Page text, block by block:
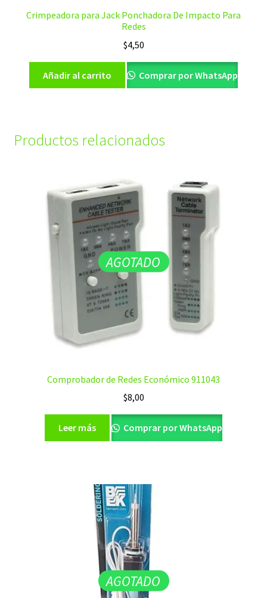
Crimpeadora para Jack Ponchadora De Impacto Para
Redes
$4,50
Añadir al carrito Comprar por WhatsApp
Productos relacionados
AGOTADO
Comprobador de Redes Económico 911043
$8,00
Leer más Comprar por WhatsApp
AGOTADO